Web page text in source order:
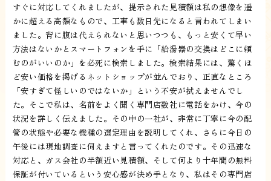
すぐに対応してくれましたが、提示された見積額は私の想像を遥
かに超える高額なもので、工事も数日先になると言われてしまい
ました。背に腹は代えられないと思いつつも、もっと安くて早い
方法はないかとスマートフォンを手に「給湯器の交換はどこに頼
むのがいいのか」を必死に検索しました。検索結果には、驚くほ
ど安い価格を掲げるネットショップが並んでおり、正直なところ
「安すぎて怪しいのではないか」という不安が拭えませんでし
た。そこで私は、名前をよく聞く専門店数社に電話をかけ、今の
状況を詳しく伝えました。その中の一社が、非常に丁寧に今の配
管の状態や必要な機種の選定理由を説明してくれ、さらに今日の
午後には現地調査に伺えますと言ってくれたのです。その迅速な
対応と、ガス会社の半額近い見積額、そして何より十年間の無料
保証が付いているという安心感が決め手となり、私はその専門店